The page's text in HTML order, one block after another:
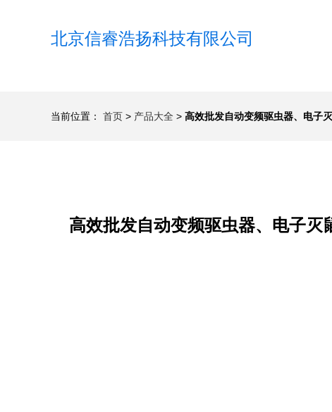
北京信睿浩扬科技有限公司
当前位置： 首页 > 产品大全 > 高效批发自动变频驱虫器、电子
高效批发自动变频驱虫器、电子